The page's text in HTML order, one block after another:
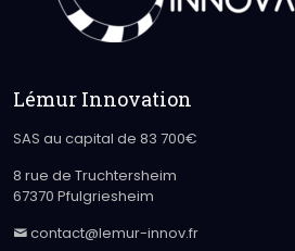
Lémur Innovation
SAS au capital de 83 700€
8 rue de Truchtersheim
67370 Pfulgriesheim
contact@lemur-innov.fr